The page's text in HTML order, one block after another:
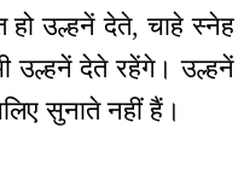
हो उल्हनें देते, चाहे स्नेह
उल्हनें देते रहेंगे। उल्हनें
सुनाते नहीं हैं।